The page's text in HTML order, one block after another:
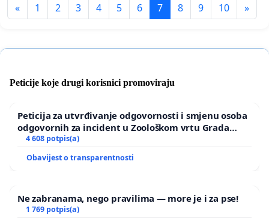
« 1 2 3 4 5 6 7 8 9 10 »
Peticije koje drugi korisnici promoviraju
Peticija za utvrđivanje odgovornosti i smjenu osoba
odgovornih za incident u Zoološkom vrtu Grada
Zagreba
4 608 potpis(a)
Obavijest o transparentnosti
Ne zabranama, nego pravilima — more je i za pse!
1 769 potpis(a)